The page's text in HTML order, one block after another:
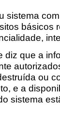
sistema
básicos
diz que a
ou
e a
sistema